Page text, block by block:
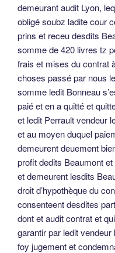
demeurant audit Lyon,
obligé soubz ladite cour
prins et receu desdits
somme de 420 livres tz
frais et mises du contrat
choses passé par nous
somme ledit Bonneau
paié et en a quitté et
et ledit Perrault vendeur
et au moyen duquel
demeurent deuement
profit dedits Beaumont
et demeurent lesdits
droit d’hypothèque du
consenteent desdites
dont et audit contrat et
garantir par ledit
foy jugement et